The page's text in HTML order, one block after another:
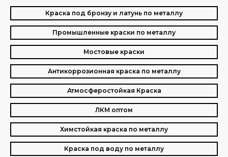
Краска под бронзу и латунь по металлу
Промышленные краски по металлу
Мостовые краски
Антикоррозионная краска по металлу
Атмосферостойкая Краска
ЛКМ оптом
Химстойкая краска по металлу
Краска под воду по металлу